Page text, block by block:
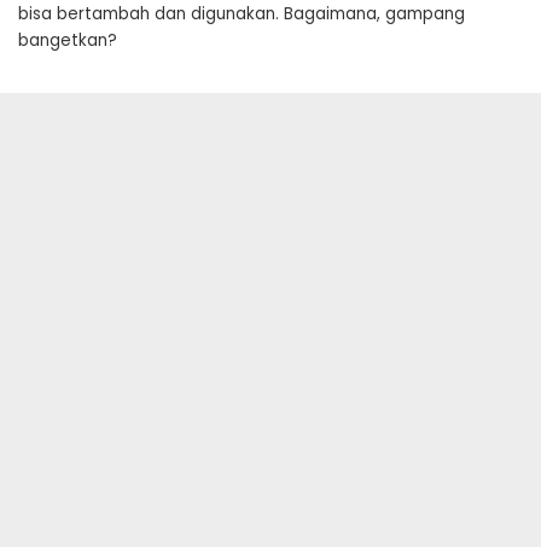
bisa bertambah dan digunakan. Bagaimana, gampang
bangetkan?